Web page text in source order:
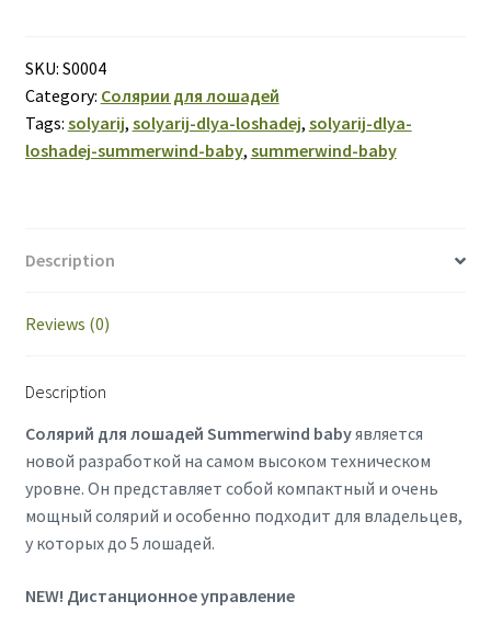
baby
quantity
SKU: S0004
Category: Солярии для лошадей
Tags: solyarij, solyarij-dlya-loshadej, solyarij-dlya-
loshadej-summerwind-baby, summerwind-baby
Description
Reviews (0)
Description
Солярий для лошадей Summerwind babyявляется
новой разработкой на самом высоком техническом
уровне. Он представляет собой компактный и очень
мощный солярий и особенно подходит для владельцев,
у которых до 5 лошадей.
NEW! Дистанционное управление